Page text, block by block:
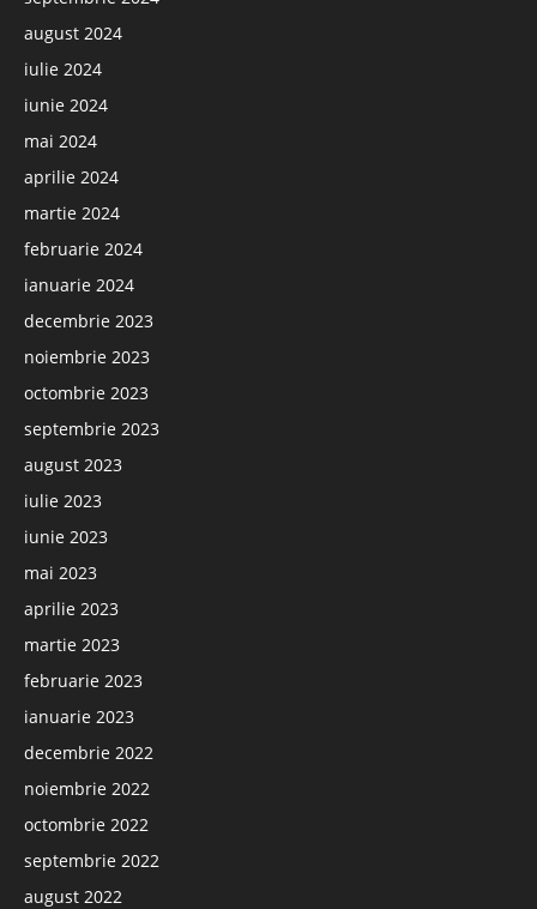
august 2024
iulie 2024
iunie 2024
mai 2024
aprilie 2024
martie 2024
februarie 2024
ianuarie 2024
decembrie 2023
noiembrie 2023
octombrie 2023
septembrie 2023
august 2023
iulie 2023
iunie 2023
mai 2023
aprilie 2023
martie 2023
februarie 2023
ianuarie 2023
decembrie 2022
noiembrie 2022
octombrie 2022
septembrie 2022
august 2022